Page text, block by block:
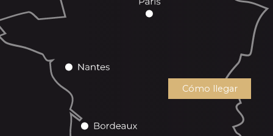
Cómo llegar